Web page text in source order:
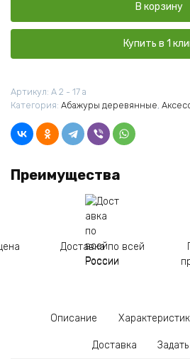
настенный
Бриз
Лакированный
В корзину
Купить в 1
Артикул: А 2 - 17 а
Категория: Абажуры деревянные
Преимущества
Доставка по всей
России
Описание
Доставка